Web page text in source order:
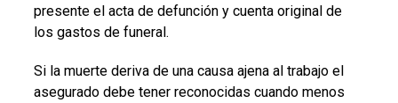
presente el acta de defunción y cuenta original de
los gastos de funeral.
Si la muerte deriva de una causa ajena al trabajo el
asegurado debe tener reconocidas cuando menos